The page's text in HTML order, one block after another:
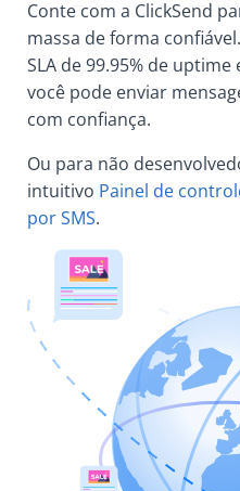
Conte com a ClickSend
massa de forma
SLA de 99.95% de
você pode enviar
com confiança.
Ou para não
intuitivo Painel de
por SMS.